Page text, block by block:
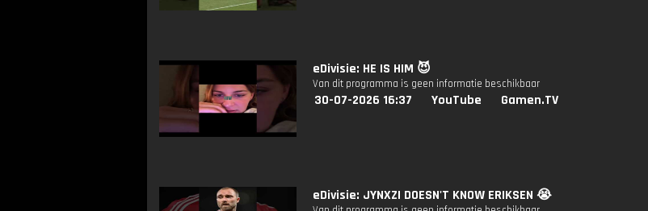
eDivisie: HE IS HIM 😈
Van dit programma is geen informatie beschikbaar
30-07-2026 16:37 YouTube Gamen.TV
eDivisie: JYNXZI DOESN'T KNOW ERIKSEN 😭